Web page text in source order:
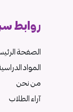
روابط
الصفحة
المواد
من نحن
آراء الطلاب